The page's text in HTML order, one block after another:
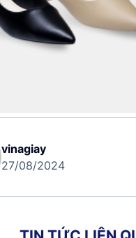
vinagiay
27/08/2024